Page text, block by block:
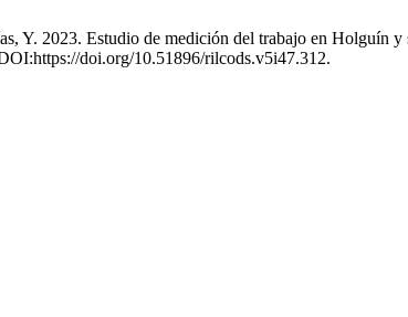
Y. 2023. Estudio de medición del trabajo en Holguín
doi.org/10.51896/rilcods.v5i47.312.